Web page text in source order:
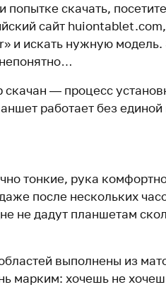
попытке скачать,
сайт
и искать нужную
скачан — процесс
работает без
тонкие, рука
после нескольких
не дадут планшетам
выполнены из
марким: хочешь не